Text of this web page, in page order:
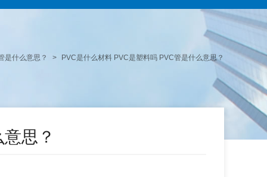
是什么意思？ > PVC是什么材料 PVC是塑料吗 PVC管是什么意思？
思？